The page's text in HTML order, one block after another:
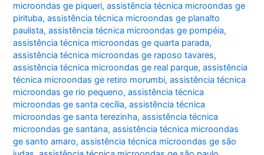
microondas ge piqueri,assistência técnica microondas ge
pirituba,assistência técnica microondas ge planalto
paulista,assistência técnica microondas ge pompéia,
assistência técnica microondas ge quarta parada,
assistência técnica microondas ge raposo tavares,
assistência técnica microondas ge real parque,assistência
técnica microondas ge retiro morumbi,assistência técnica
microondas ge rio pequeno,assistência técnica
microondas ge santa cecília,assistência técnica
microondas ge santa terezinha,assistência técnica
microondas ge santana,assistência técnica microondas
ge santo amaro,assistência técnica microondas ge são